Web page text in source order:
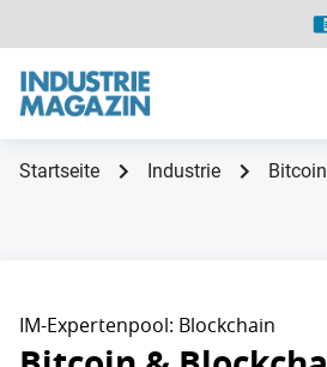
Startseite Industrie
IM-Expertenpool: Blockchain